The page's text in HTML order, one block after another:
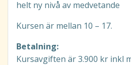
helt ny nivå av medvetande
Kursen är mellan 10 – 17.
Betalning:
Kursavgiften är 3.900 kr inkl